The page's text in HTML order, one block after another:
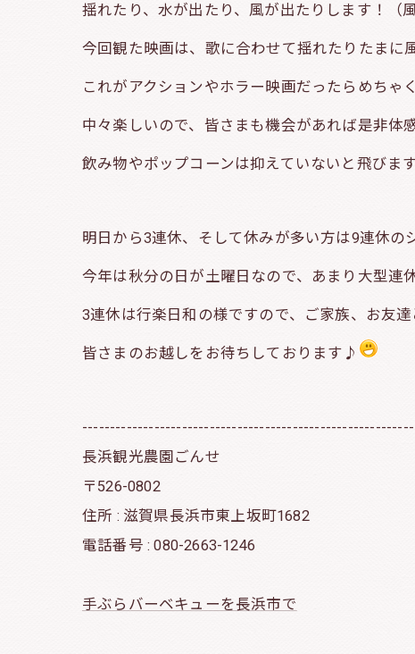
揺れたり、水が出たり、風が出たりします！（
今回観た映画は、歌に合わせて揺れたりたまに
これがアクションやホラー映画だったらめちゃ
中々楽しいので、皆さまも機会があれば是非体
飲み物やポップコーンは抑えていないと飛びま
明日から3連休、そして休みが多い方は9連休の
今年は秋分の日が土曜日なので、あまり大型連
3連休は行楽日和の様ですので、ご家族、お友達
皆さまのお越しをお待ちしております♪
長浜観光農園ごんせ
〒526-0802
住所 : 滋賀県長浜市東上坂町1682
電話番号 : 080-2663-1246
手ぶらバーベキューを長浜市で